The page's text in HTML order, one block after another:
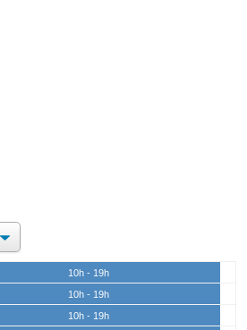
10h - 19h
10h - 19h
10h - 19h